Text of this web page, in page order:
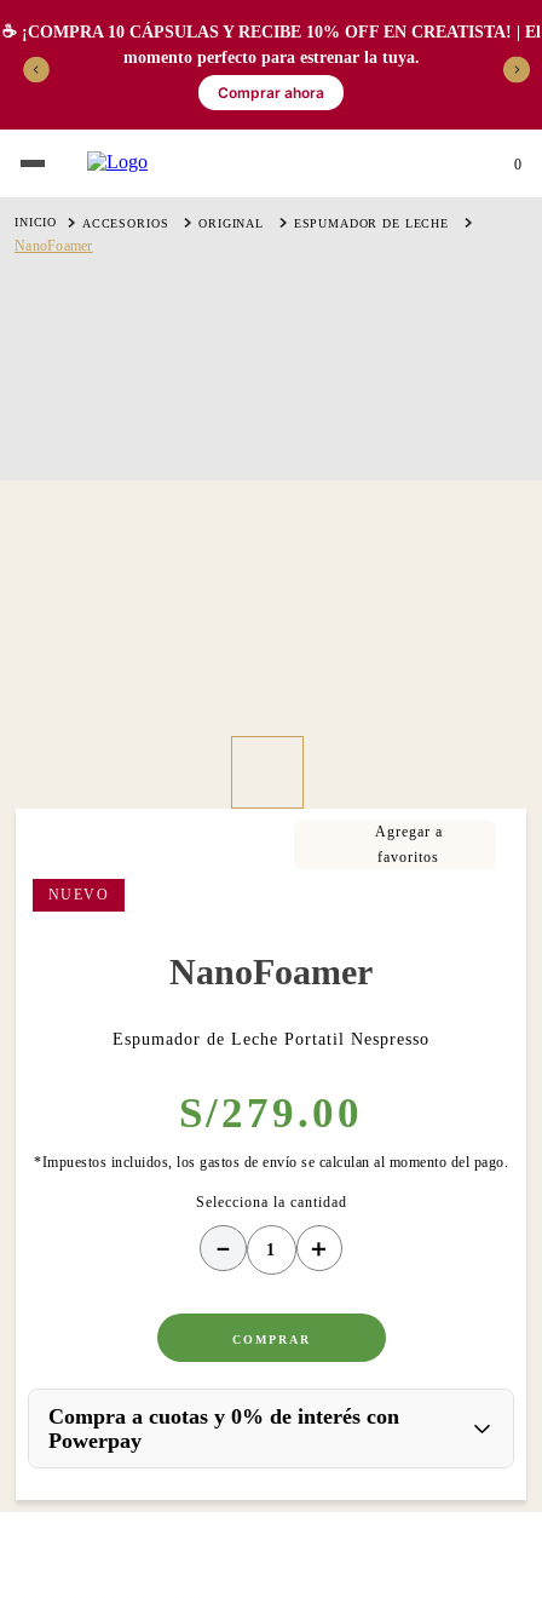
☕️ ¡COMPRA 10 CÁPSULAS Y RECIBE 10% OFF EN CREATISTA! | El
momento perfecto para estrenar la tuya.
Comprar ahora
0
ACCESORIOS ORIGINAL ESPUMADOR DE LECHE
NanoFoamer
NUEVO
NanoFoamer
Espumador de Leche Portatil Nespresso
S/279.00
*Impuestos incluidos, los gastos de envío se calculan al momento del pago.
＋
－
COMPRAR
Compra a cuotas y 0% de interés con
Powerpay